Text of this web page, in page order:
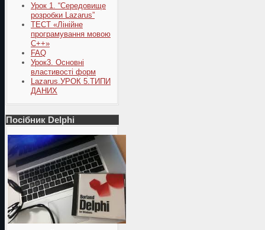
Урок 1. “Середовище
розробки Lazarus”
ТЕСТ «Лінійне
програмування мовою
С++»
FAQ
Урок3. Основні
властивості форм
Lazarus.УРОК 5.ТИПИ
ДАНИХ
Посібник Delphi